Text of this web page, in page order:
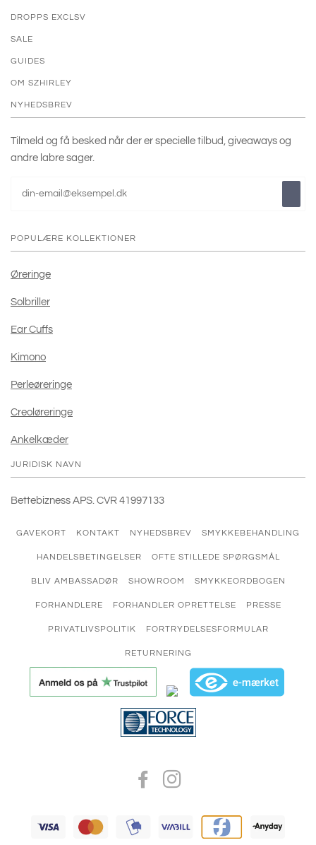
DROPPS EXCLSV
SALE
GUIDES
OM SZHIRLEY
NYHEDSBREV
Tilmeld og få besked når der er specielle tilbud, giveaways og
andre labre sager.
POPULÆRE KOLLEKTIONER
Øreringe
Solbriller
Ear Cuffs
Kimono
Perleøreringe
Creoløreringe
Ankelkæder
JURIDISK NAVN
Bettebizness APS. CVR 41997133
GAVEKORT KONTAKT NYHEDSBREV SMYKKEBEHANDLING
HANDELSBETINGELSER OFTE STILLEDE SPØRGSMÅL
BLIV AMBASSADØR SHOWROOM SMYKKEORDBOGEN
FORHANDLERE FORHANDLER OPRETTELSE PRESSE
PRIVATLIVSPOLITIK FORTRYDELSESFORMULAR
RETURNERING
FACEBOOK